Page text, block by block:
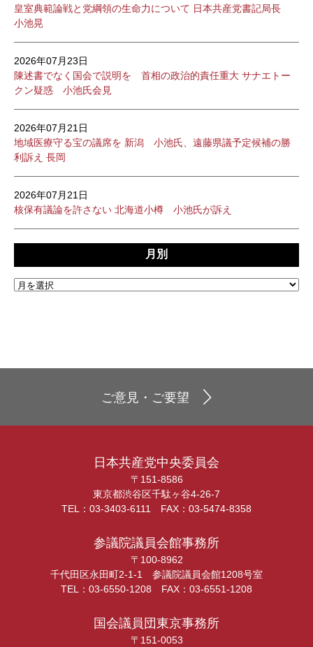
皇室典範論戦と党綱領の生命力について 日本共産党書記局長
小池晃
2026年07月23日
陳述書でなく国会で説明を 首相の政治的責任重大 サナエトー
クン疑惑 小池氏会見
2026年07月21日
地域医療守る宝の議席を 新潟 小池氏、遠藤県議予定候補の勝
利訴え 長岡
2026年07月21日
核保有議論を許さない 北海道小樽 小池氏が訴え
月別
ご意見・ご要望
日本共産党中央委員会
〒151-8586
東京都渋谷区千駄ヶ谷4-26-7
TEL：03-3403-6111 FAX：03-5474-8358
参議院議員会館事務所
〒100-8962
千代田区永田町2-1-1 参議院議員会館1208号室
TEL：03-6550-1208 FAX：03-6551-1208
国会議員団東京事務所
〒151-0053